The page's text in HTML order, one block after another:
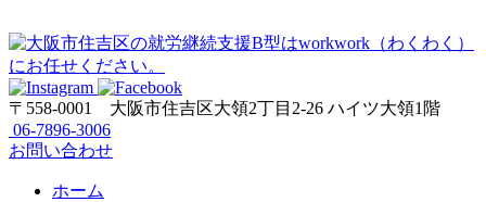
〒558-0001 大阪市住吉区大領2丁目2-26 ハイツ大領1階
06-7896-3006
お問い合わせ
ホーム